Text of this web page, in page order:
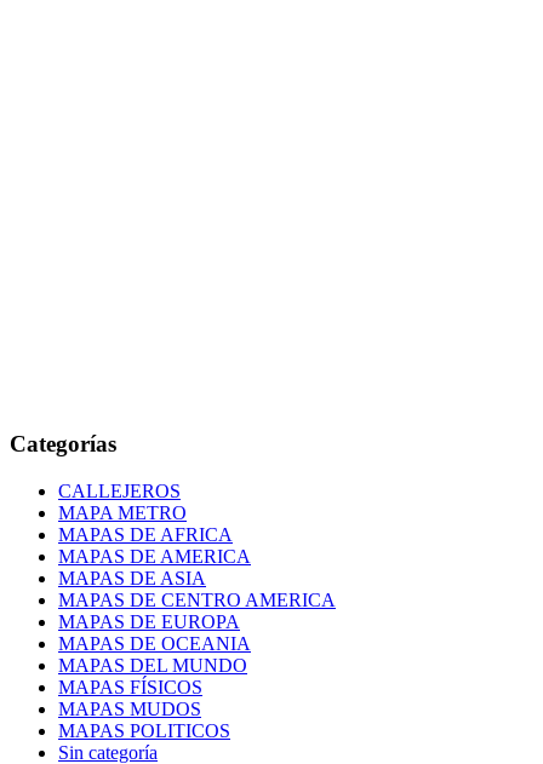
Categorías
CALLEJEROS
MAPA METRO
MAPAS DE AFRICA
MAPAS DE AMERICA
MAPAS DE ASIA
MAPAS DE CENTRO AMERICA
MAPAS DE EUROPA
MAPAS DE OCEANIA
MAPAS DEL MUNDO
MAPAS FÍSICOS
MAPAS MUDOS
MAPAS POLITICOS
Sin categoría